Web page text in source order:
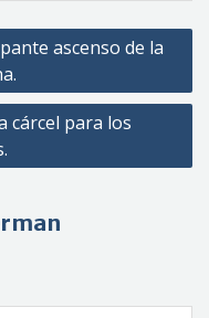
ascenso de la
cárcel para los